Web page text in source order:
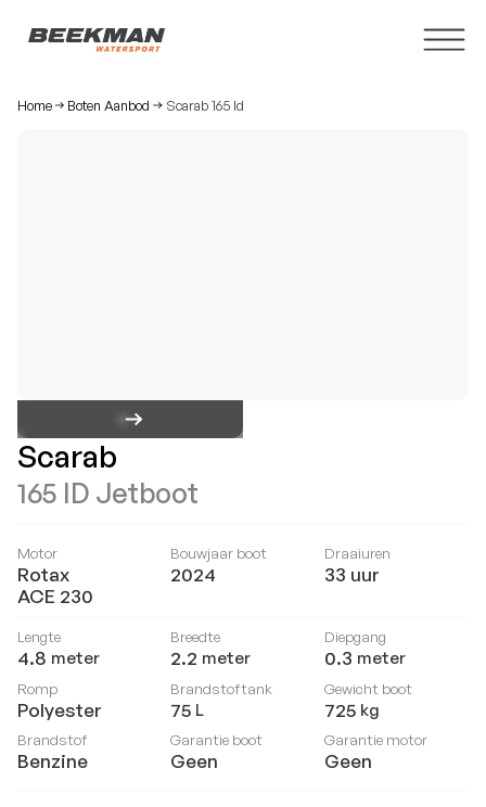
Home Boten Aanbod Scarab 165 Id
Scarab
165 ID Jetboot
Motor
Rotax
ACE 230
Bouwjaar boot
2024
Draaiuren
33 uur
Lengte
4.8 meter
Breedte
2.2 meter
Diepgang
0.3 meter
Romp
Polyester
Brandstoftank
75 L
Gewicht boot
725 kg
Brandstof
Benzine
Garantie boot
Geen
Garantie motor
Geen